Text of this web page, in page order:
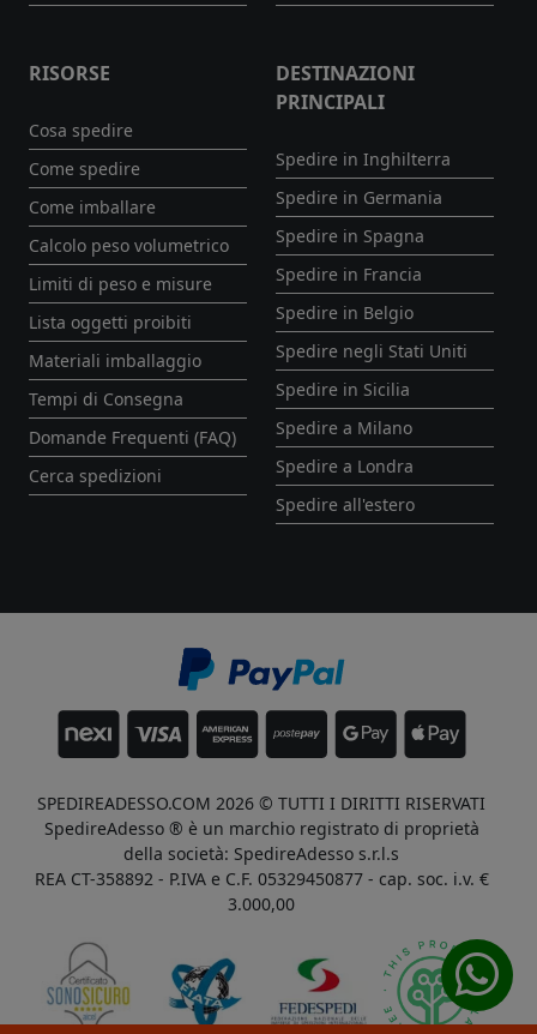
RISORSE
Cosa spedire
Come spedire
Come imballare
Calcolo peso volumetrico
Limiti di peso e misure
Lista oggetti proibiti
Materiali imballaggio
Tempi di Consegna
Domande Frequenti (FAQ)
Cerca spedizioni
DESTINAZIONI
PRINCIPALI
Spedire in Inghilterra
Spedire in Germania
Spedire in Spagna
Spedire in Francia
Spedire in Belgio
Spedire negli Stati Uniti
Spedire in Sicilia
Spedire a Milano
Spedire a Londra
Spedire all'estero
SPEDIREADESSO.COM 2026 © TUTTI I DIRITTI RISERVATI
SpedireAdesso ® è un marchio registrato di proprietà
della società: SpedireAdesso s.r.l.s
REA CT-358892 - P.IVA e C.F. 05329450877 - cap. soc. i.v. €
3.000,00